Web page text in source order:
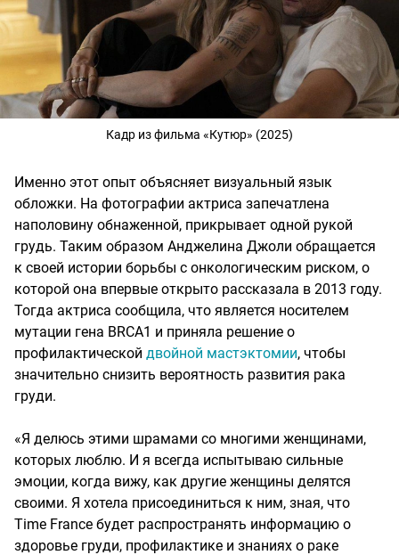
Кадр из фильма «Кутюр» (2025)
Именно этот опыт объясняет визуальный язык
обложки. На фотографии актриса запечатлена
наполовину обнаженной, прикрывает одной рукой
грудь. Таким образом Анджелина Джоли обращается
к своей истории борьбы с онкологическим риском, о
которой она впервые открыто рассказала в 2013 году.
Тогда актриса сообщила, что является носителем
мутации гена BRCA1 и приняла решение о
профилактической двойной мастэктомии, чтобы
значительно снизить вероятность развития рака
груди.
«Я делюсь этими шрамами со многими женщинами,
которых люблю. И я всегда испытываю сильные
эмоции, когда вижу, как другие женщины делятся
своими. Я хотела присоединиться к ним, зная, что
Time France будет распространять информацию о
здоровье груди, профилактике и знаниях о раке